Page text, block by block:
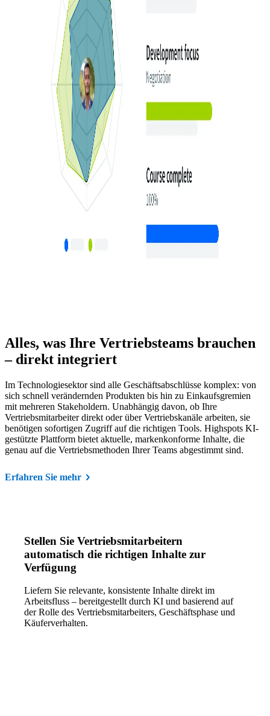
Alles, was Ihre Vertriebsteams brauchen
– direkt integriert
Im Technologiesektor sind alle Geschäftsabschlüsse komplex: von
sich schnell verändernden Produkten bis hin zu Einkaufsgremien
mit mehreren Stakeholdern. Unabhängig davon, ob Ihre
Vertriebsmitarbeiter direkt oder über Vertriebskanäle arbeiten, sie
benötigen sofortigen Zugriff auf die richtigen Tools. Highspots KI-
gestützte Plattform bietet aktuelle, markenkonforme Inhalte, die
genau auf die Vertriebsmethoden Ihrer Teams abgestimmt sind.
Erfahren Sie mehr
Stellen Sie Vertriebsmitarbeitern
automatisch die richtigen Inhalte zur
Verfügung
Liefern Sie relevante, konsistente Inhalte direkt im
Arbeitsfluss – bereitgestellt durch KI und basierend auf
der Rolle des Vertriebsmitarbeiters, Geschäftsphase und
Käuferverhalten.